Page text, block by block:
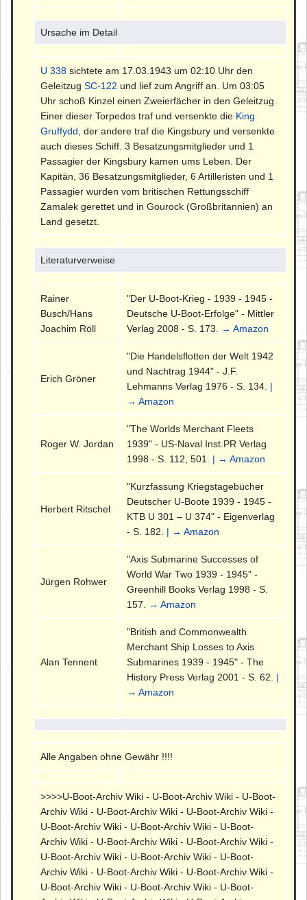
Ursache im Detail
U 338 sichtete am 17.03.1943 um 02:10 Uhr den
GeleitzugSC-122 und lief zum Angriff an. Um 03:05
Uhr schoß Kinzel einen Zweierfächer in den Geleitzug.
Einer dieser Torpedos traf und versenkte die King
Gruffydd , der andere traf die Kingsbury und versenkte
auch dieses Schiff. 3 Besatzungsmitglieder und 1
Passagier der Kingsbury kamen ums Leben. Der
Kapitän, 36 Besatzungsmitglieder, 6 Artilleristen und 1
Passagier wurden vom britischen Rettungsschiff
Zamalek gerettet und in Gourock (Großbritannien) an
Land gesetzt.
Literaturverweise
Rainer
Busch/Hans
Joachim Röll
"Der U-Boot-Krieg - 1939 - 1945 -
Deutsche U-Boot-Erfolge" - Mittler
Verlag 2008 - S. 173.
→ Amazon
Erich Gröner
"Die Handelsflotten der Welt 1942
und Nachtrag 1944" - J.F.
Lehmanns Verlag 1976 - S. 134. |
→ Amazon
Roger W. Jordan
"The Worlds Merchant Fleets
1939" - US-Naval Inst.PR Verlag
1998 - S. 112, 501. | → Amazon
Herbert Ritschel
"Kurzfassung Kriegstagebücher
Deutscher U-Boote 1939 - 1945 -
KTB U 301 – U 374" - Eigenverlag
- S. 182. | → Amazon
Jürgen Rohwer
"Axis Submarine Successes of
World War Two 1939 - 1945" -
Greenhill Books Verlag 1998 - S.
157.
→ Amazon
Alan Tennent
"British and Commonwealth
Merchant Ship Losses to Axis
Submarines 1939 - 1945" - The
History Press Verlag 2001 - S. 62. |
→ Amazon
Alle Angaben ohne Gewähr !!!!
>>>>U-Boot-Archiv Wiki - U-Boot-Archiv Wiki - U-Boot-
Archiv Wiki - U-Boot-Archiv Wiki - U-Boot-Archiv Wiki -
U-Boot-Archiv Wiki - U-Boot-Archiv Wiki - U-Boot-
Archiv Wiki - U-Boot-Archiv Wiki - U-Boot-Archiv Wiki -
U-Boot-Archiv Wiki - U-Boot-Archiv Wiki - U-Boot-
Archiv Wiki - U-Boot-Archiv Wiki - U-Boot-Archiv Wiki -
U-Boot-Archiv Wiki - U-Boot-Archiv Wiki - U-Boot-